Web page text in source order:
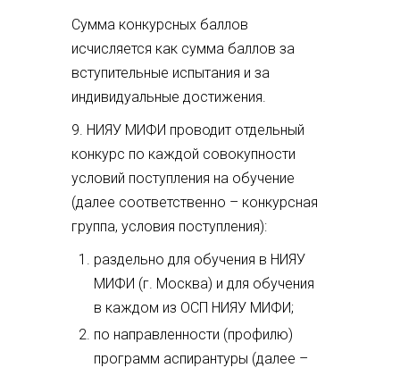
Сумма конкурсных баллов
исчисляется как сумма баллов за
вступительные испытания и за
индивидуальные достижения.
9. НИЯУ МИФИ проводит отдельный
конкурс по каждой совокупности
условий поступления на обучение
(далее соответственно – конкурсная
группа, условия поступления):
раздельно для обучения в НИЯУ
МИФИ (г. Москва) и для обучения
в каждом из ОСП НИЯУ МИФИ;
по направленности (профилю)
программ аспирантуры (далее –